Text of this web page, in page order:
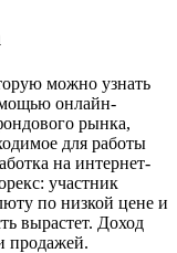
можно узнать
онлайн-
рынка,
для работы
на интернет-
участник
по низкой цене и
вырастет. Доход
продажей.